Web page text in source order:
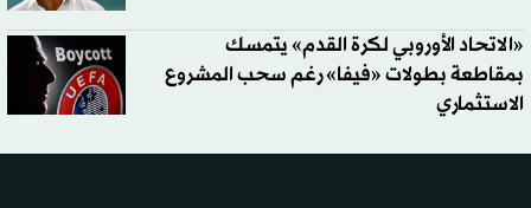
«الاتحاد الأوروبي لكرة القدم» يتمسك
بمقاطعة بطولات «فيفا» رغم سحب المشروع
الاستثماري